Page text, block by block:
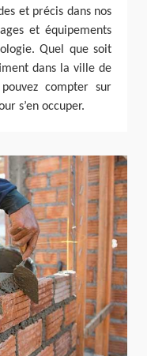
et précis dans nos
et équipements
Quel que soit
dans la ville de
compter sur
s’en occuper.